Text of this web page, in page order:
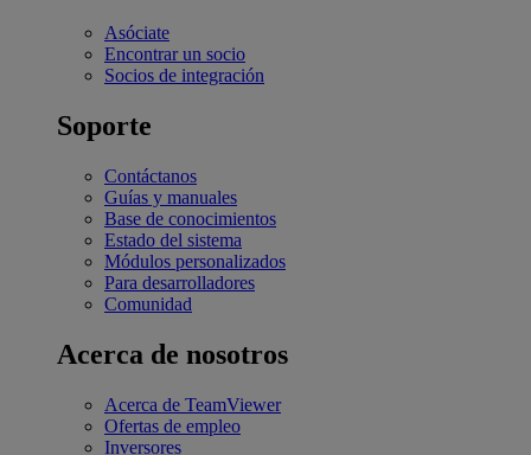
Asóciate
Encontrar un socio
Socios de integración
Soporte
Contáctanos
Guías y manuales
Base de conocimientos
Estado del sistema
Módulos personalizados
Para desarrolladores
Comunidad
Acerca de nosotros
Acerca de TeamViewer
Ofertas de empleo
Inversores